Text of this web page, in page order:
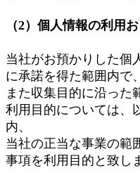
（2）個人情報の利用
当社がお預かりした個
に承諾を得た範囲内で、
また収集目的に沿った
利用目的については、
内、
当社の正当な事業の範
事項を利用目的と致し